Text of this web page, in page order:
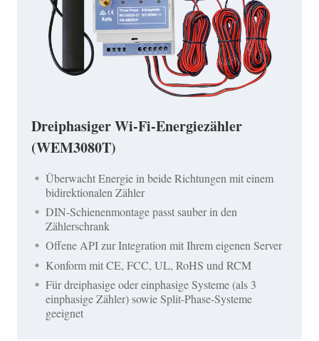
Dreiphasiger Wi-Fi-Energiezähler
(WEM3080T)
Überwacht Energie in beide Richtungen mit einem
bidirektionalen Zähler
DIN-Schienenmontage passt sauber in den
Zählerschrank
Offene API zur Integration mit Ihrem eigenen Server
Konform mit CE, FCC, UL, RoHS und RCM
Für dreiphasige oder einphasige Systeme (als 3
einphasige Zähler) sowie Split-Phase-Systeme
geeignet